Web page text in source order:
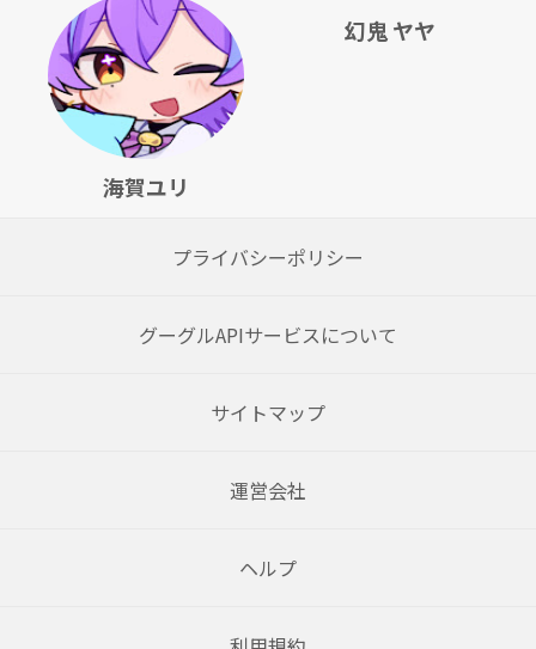
海賀ユリ
幻鬼 ヤヤ
プライバシーポリシー
グーグルAPIサービスについて
サイトマップ
運営会社
ヘルプ